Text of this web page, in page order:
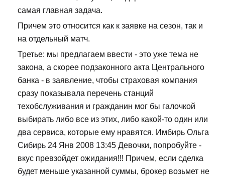
самая главная задача.
Причем это относится как к заявке на сезон, так и
на отдельный матч.
Третье: мы предлагаем ввести - это уже тема не
закона, а скорее подзаконного акта Центрального
банка - в заявление, чтобы страховая компания
сразу показывала перечень станций
техобслуживания и гражданин мог бы галочкой
выбирать либо все из этих, либо какой-то один или
два сервиса, которые ему нравятся. Имбирь Ольга
Сибирь 24 Янв 2008 13:45 Девочки, попробуйте -
вкус превзойдет ожидания!!! Причем, если сделка
будет меньше указанной суммы, брокер возьмет не